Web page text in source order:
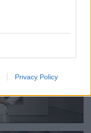
Privacy Policy